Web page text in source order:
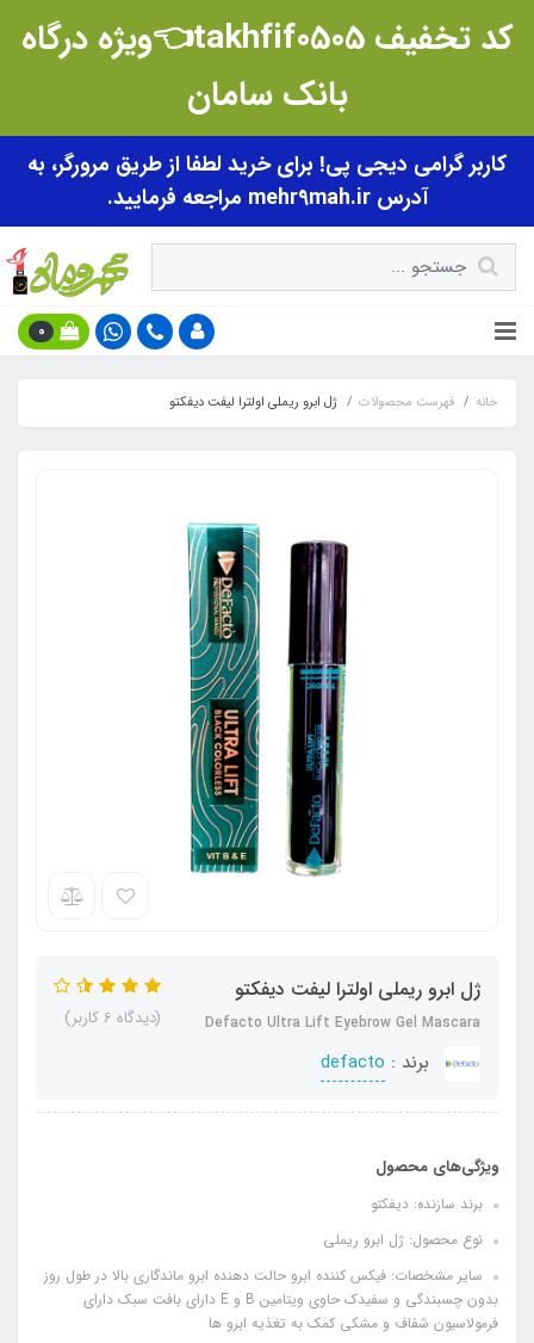
کد تخفیف takhfif0505👈ویژه درگاه
بانک سامان
کاربر گرامی دیجی پی! برای خرید لطفا از طریق مرورگر، به
آدرس mehr9mah.ir مراجعه فرمایید.
0
خانه فهرست محصولات ژل ابرو ریملی اولترا لیفت دیفکتو
ژل ابرو ریملی اولترا لیفت دیفکتو
Defacto Ultra Lift Eyebrow Gel Mascara
برند : defacto
(دیدگاه 6 کاربر)
ویژگی‌های محصول
برند سازنده: دیفکتو
نوع محصول: ژل ابرو ریملی
سایر مشخصات: فیکس کننده ابرو حالت دهنده ابرو ماندگاری بالا در طول روز
بدون چسبندگی و سفیدک حاوی ویتامین B و E دارای بافت سبک دارای
فرمولاسیون شفاف و مشکی کمک به تغذیه ابرو ها